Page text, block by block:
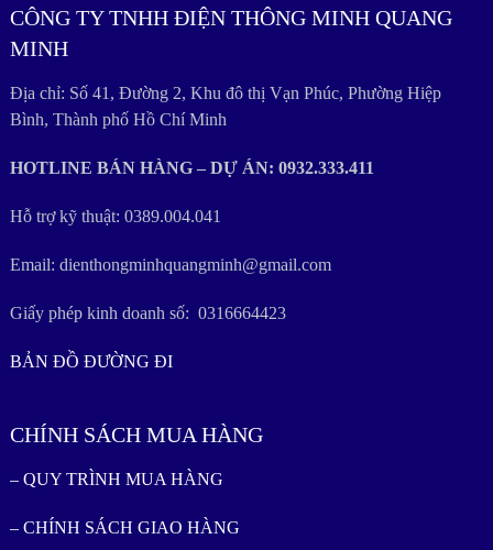
CÔNG TY TNHH ĐIỆN THÔNG MINH QUANG
MINH
Địa chỉ: Số 41, Đường 2, Khu đô thị Vạn Phúc, Phường Hiệp
Bình, Thành phố Hồ Chí Minh
HOTLINE BÁN HÀNG – DỰ ÁN: 0932.333.411
Hỗ trợ kỹ thuật: 0389.004.041
Email: dienthongminhquangminh@gmail.com
Giấy phép kinh doanh số: 0316664423
BẢN ĐỒ ĐƯỜNG ĐI
CHÍNH SÁCH MUA HÀNG
– QUY TRÌNH MUA HÀNG
– CHÍNH SÁCH GIAO HÀNG